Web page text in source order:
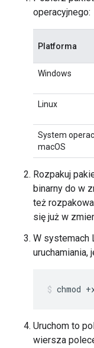
operacyjnego:
Platforma
Windows
Linux
System
macOS
Rozpakuj
binarny do w
też
się już w
W systemach
uruchamiania,
chmod
Uruchom to
wiersza